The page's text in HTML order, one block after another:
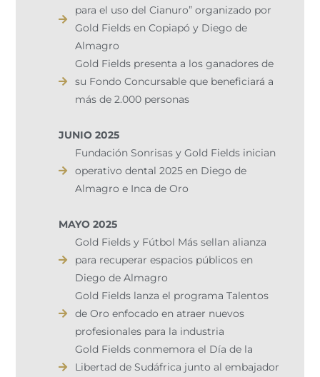
para el uso del Cianuro” organizado por
Gold Fields en Copiapó y Diego de
Almagro
Gold Fields presenta a los ganadores de
su Fondo Concursable que beneficiará a
más de 2.000 personas
JUNIO 2025
Fundación Sonrisas y Gold Fields inician
operativo dental 2025 en Diego de
Almagro e Inca de Oro
MAYO 2025
Gold Fields y Fútbol Más sellan alianza
para recuperar espacios públicos en
Diego de Almagro
Gold Fields lanza el programa Talentos
de Oro enfocado en atraer nuevos
profesionales para la industria
Gold Fields conmemora el Día de la
Libertad de Sudáfrica junto al embajador